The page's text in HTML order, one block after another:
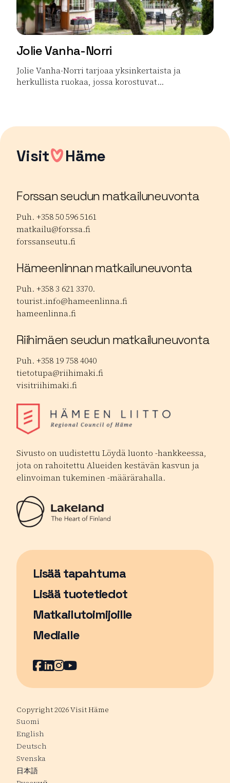
Jolie Vanha-Norri
Jolie Vanha-Norri tarjoaa yksinkertaista ja
herkullista ruokaa, jossa korostuvat...
Visit Häme
Forssan seudun matkailuneuvonta
Puh. +358 50 596 5161
matkailu@forssa.fi
forssanseutu.fi
Hämeenlinnan matkailuneuvonta
Puh. +358 3 621 3370.
tourist.info@hameenlinna.fi
hameenlinna.fi
Riihimäen seudun matkailuneuvonta
Puh. +358 19 758 4040
tietotupa@riihimaki.fi
visitriihimaki.fi
Sivusto on uudistettu Löydä luonto -hankkeessa,
jota on rahoitettu Alueiden kestävän kasvun ja
elinvoiman tukeminen -määrärahalla.
Lisää tapahtuma
Sivu avautuu uudessa ikkunassa
Lisää tuotetiedot
Matkailutoimijoille
Medialle
Facebook
Sivu avautuu uudessa ikkunassa
LinkedIn
Sivu avautuu uudessa ikkunassa
Instagram
Sivu avautuu uudessa
YouTube
Sivu avautuu uudessa
Copyright 2026 Visit Häme
Suomi
English
Deutsch
Svenska
日本語